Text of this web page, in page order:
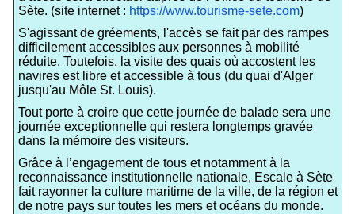
Sète. (site internet : https://www.tourisme-sete.com)
S'agissant de gréements, l'accès se fait par des rampes
difficilement accessibles aux personnes à mobilité
réduite. Toutefois, la visite des quais où accostent les
navires est libre et accessible à tous (du quai d'Alger
jusqu'au Môle St. Louis).
Tout porte à croire que cette journée de balade sera une
journée exceptionnelle qui restera longtemps gravée
dans la mémoire des visiteurs.
Grâce à l’engagement de tous et notamment à la
reconnaissance institutionnelle nationale, Escale à Sète
fait rayonner la culture maritime de la ville, de la région et
de notre pays sur toutes les mers et océans du monde.